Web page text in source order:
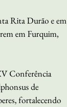
Rita Durão e em
em Furquim,
Conferência
de
fortalecendo